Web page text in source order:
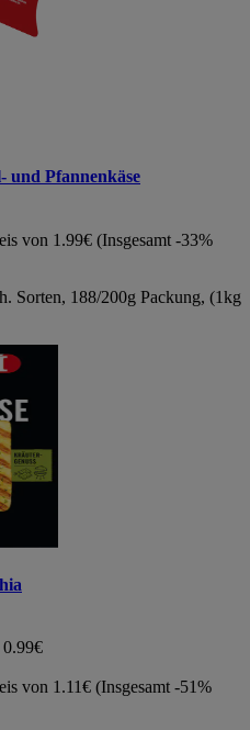
und Pfannenkäse
von 1.99€ (Insgesamt -33%
Sorten, 188/200g Packung, (1kg
von 1.11€ (Insgesamt -51%